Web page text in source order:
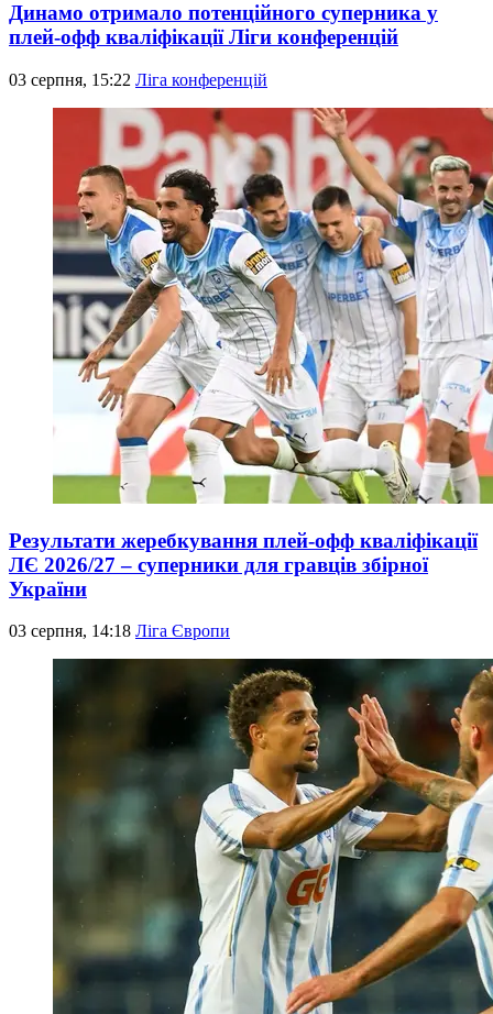
Динамо отримало потенційного суперника у
плей-офф кваліфікації Ліги конференцій
03 серпня, 15:22 Ліга конференцій
Результати жеребкування плей-офф кваліфікації
ЛЄ 2026/27 – суперники для гравців збірної
України
03 серпня, 14:18 Ліга Європи